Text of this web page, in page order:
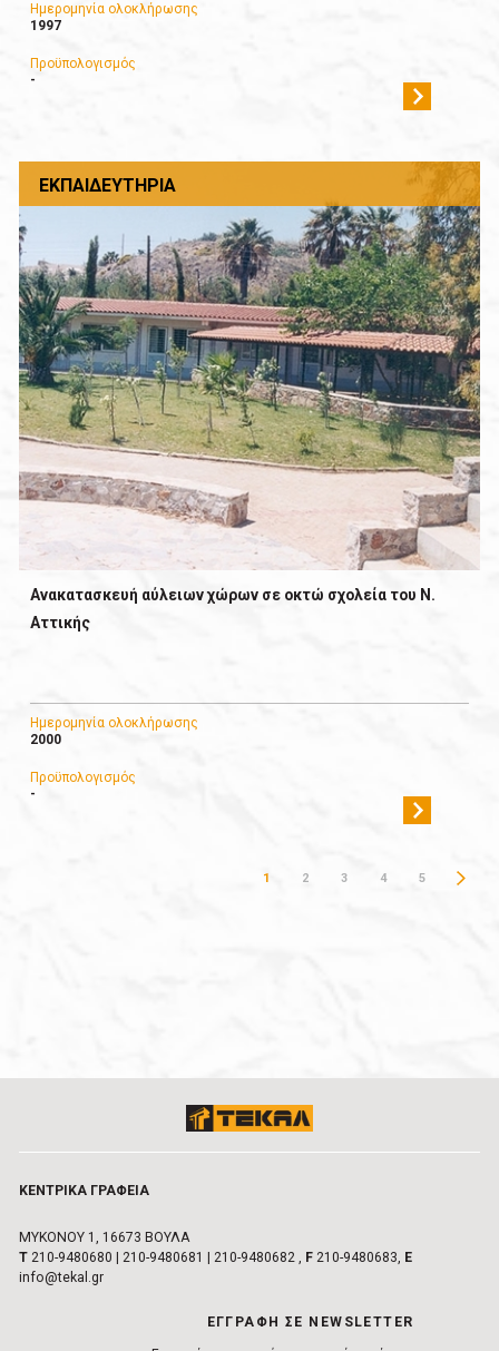
Ημερομηνία ολοκλήρωσης
1997
Προϋπολογισμός
-
ΕΚΠΑΙΔΕΥΤΉΡΙΑ
Ανακατασκευή αύλειων χώρων σε οκτώ σχολεία του Ν.
Αττικής
Ημερομηνία ολοκλήρωσης
2000
Προϋπολογισμός
-
1 2 3 4 5
ΚΕΝΤΡΙΚA ΓΡΑΦΕIΑ
ΜΥΚΟΝΟΥ 1, 16673 ΒΟΥΛA
Τ 210-9480680 210-9480681 210-9480682, F210-9480683, E
info@tekal.gr
EΓΓΡΑΦΗ ΣΕ NEWSLETTER